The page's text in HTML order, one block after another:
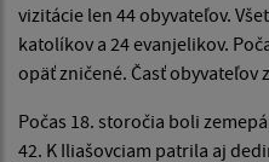
vizitácie len 44 obyvateľov.
katolíkov a 24 evanjelikov.
opäť zničené. Časť obyvateľov
Počas 18. storočia boli
42. K Iliašovciam patrila aj